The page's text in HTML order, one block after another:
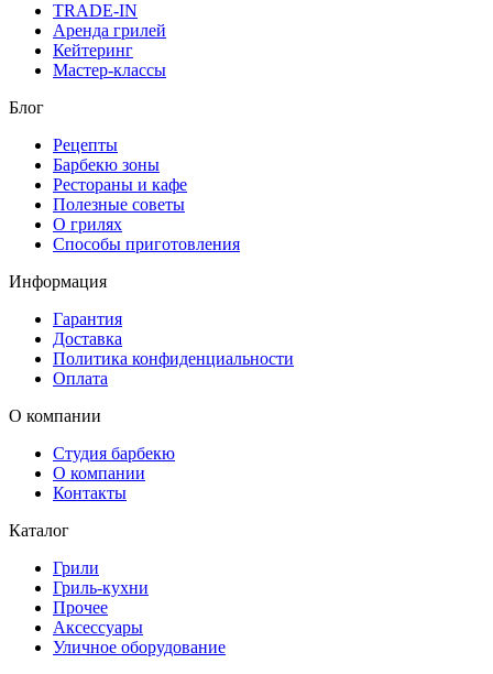
TRADE-IN
Аренда грилей
Кейтеринг
Мастер-классы
Блог
Рецепты
Барбекю зоны
Рестораны и кафе
Полезные советы
О грилях
Способы приготовления
Информация
Гарантия
Доставка
Политика конфиденциальности
Оплата
О компании
Студия барбекю
О компании
Контакты
Каталог
Грили
Гриль-кухни
Прочее
Аксессуары
Уличное оборудование